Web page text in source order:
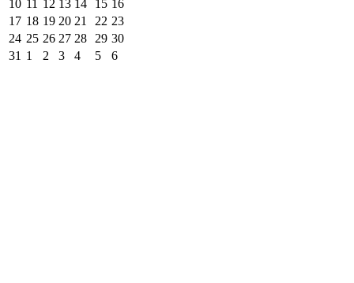
10 11 12 13 14 15 16
17 18 19 20 21 22 23
24 25 26 27 28 29 30
31 1 2 3 4 5 6